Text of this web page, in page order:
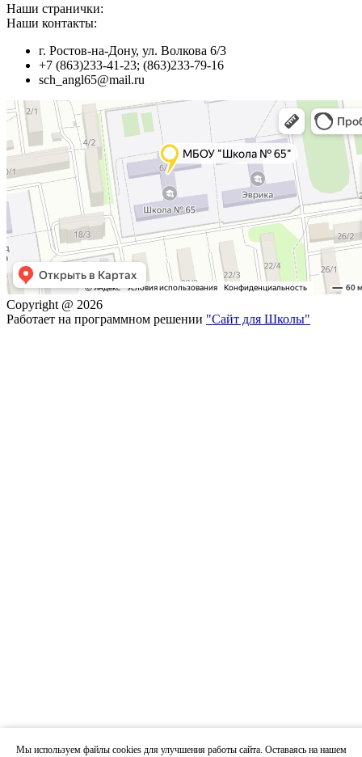
Наши странички:
Наши контакты:
г. Ростов-на-Дону, ул. Волкова 6/3
+7 (863)233-41-23; (863)233-79-16
sch_angl65@mail.ru
Copyright @ 2026
Работает на программном решении "Сайт для Школы"
Мы используем файлы cookies для улучшения работы сайта. Оставаясь на нашем